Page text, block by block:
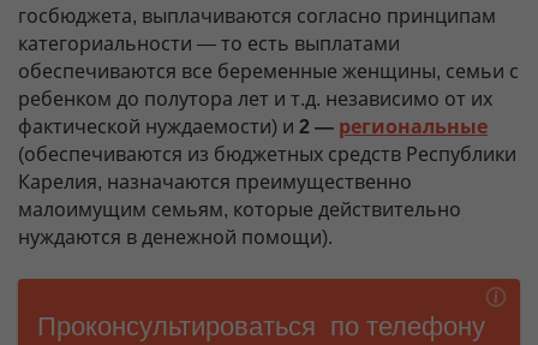
госбюджета, выплачиваются согласно принципам
категориальности — то есть выплатами
обеспечиваются все беременные женщины, семьи с
ребенком до полутора лет и т.д. независимо от их
фактической нуждаемости) и 2 — региональные
(обеспечиваются из бюджетных средств Республики
Карелия, назначаются преимущественно
малоимущим семьям, которые действительно
нуждаются в денежной помощи).